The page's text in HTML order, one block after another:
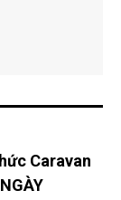
Caravan